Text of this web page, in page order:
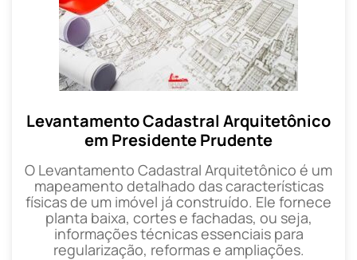
Levantamento Cadastral Arquitetônico
em Presidente Prudente
O Levantamento Cadastral Arquitetônico é um
mapeamento detalhado das características
físicas de um imóvel já construído. Ele fornece
planta baixa, cortes e fachadas, ou seja,
informações técnicas essenciais para
regularização, reformas e ampliações.